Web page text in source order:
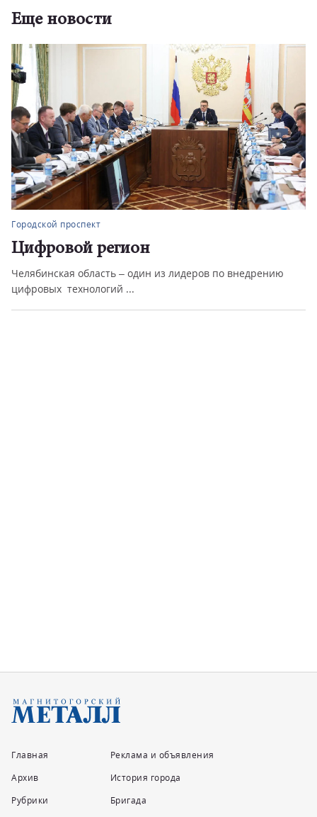
Еще новости
Городской проспект
«БумБатл» – в разгаре!
Всероссийская акция приглашает детские сады, школы,
колледжи, вузы, неко...
Главная
Архив
Рубрики
Реклама и объявления
История города
Бригада